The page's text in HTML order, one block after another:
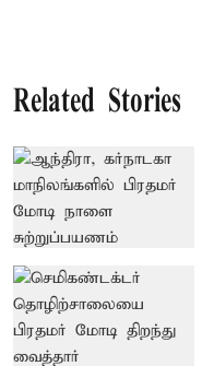
Related Stories